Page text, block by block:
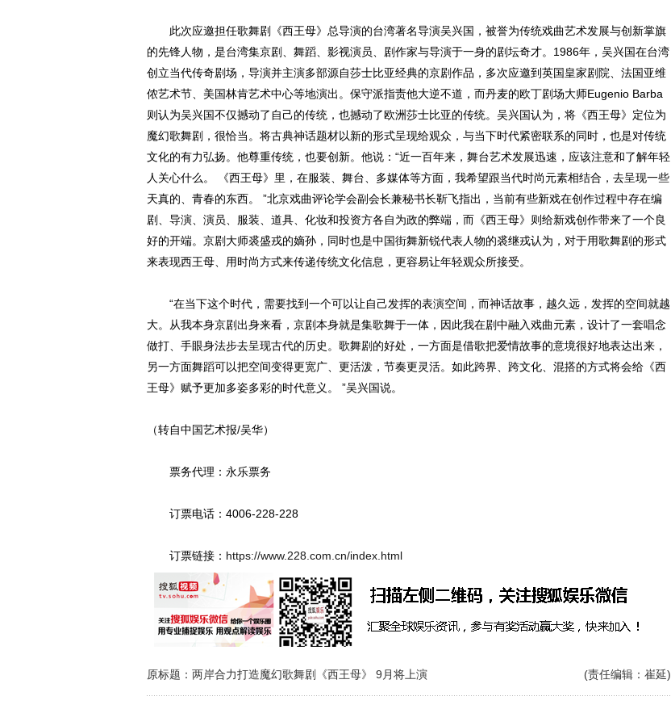
此次应邀担任歌舞剧《西王母》总导演的台湾著名导演吴兴国，被誉为传统戏曲艺术发展与创新掌旗
的先锋人物，是台湾集京剧、舞蹈、影视演员、剧作家与导演于一身的剧坛奇才。1986年，吴兴国在台湾
创立当代传奇剧场，导演并主演多部源自莎士比亚经典的京剧作品，多次应邀到英国皇家剧院、法国亚维
侬艺术节、美国林肯艺术中心等地演出。保守派指责他大逆不道，而丹麦的欧丁剧场大师Eugenio Barba
则认为吴兴国不仅撼动了自己的传统，也撼动了欧洲莎士比亚的传统。吴兴国认为，将《西王母》定位为
魔幻歌舞剧，很恰当。将古典神话题材以新的形式呈现给观众，与当下时代紧密联系的同时，也是对传统
文化的有力弘扬。他尊重传统，也要创新。他说：“近一百年来，舞台艺术发展迅速，应该注意和了解年轻
人关心什么。 《西王母》里，在服装、舞台、多媒体等方面，我希望跟当代时尚元素相结合，去呈现一些
天真的、青春的东西。 ”北京戏曲评论学会副会长兼秘书长靳飞指出，当前有些新戏在创作过程中存在编
剧、导演、演员、服装、道具、化妆和投资方各自为政的弊端，而《西王母》则给新戏创作带来了一个良
好的开端。京剧大师裘盛戎的嫡孙，同时也是中国街舞新锐代表人物的裘继戎认为，对于用歌舞剧的形式
来表现西王母、用时尚方式来传递传统文化信息，更容易让年轻观众所接受。
“在当下这个时代，需要找到一个可以让自己发挥的表演空间，而神话故事，越久远，发挥的空间就越
大。从我本身京剧出身来看，京剧本身就是集歌舞于一体，因此我在剧中融入戏曲元素，设计了一套唱念
做打、手眼身法步去呈现古代的历史。歌舞剧的好处，一方面是借歌把爱情故事的意境很好地表达出来，
另一方面舞蹈可以把空间变得更宽广、更活泼，节奏更灵活。如此跨界、跨文化、混搭的方式将会给《西
王母》赋予更加多姿多彩的时代意义。 ”吴兴国说。
（转自中国艺术报/吴华）
票务代理：永乐票务
订票电话：4006-228-228
订票链接： https://www.228.com.cn/index.html
(责任编辑：崔延)
原标题：两岸合力打造魔幻歌舞剧《西王母》 9月将上演